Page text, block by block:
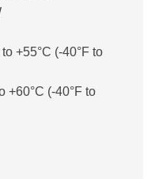
+55°C (-40°F to
+60°C (-40°F to